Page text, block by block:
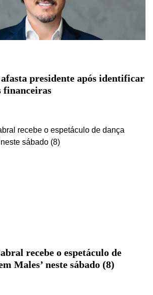
presidente após identificar
financeiras
recebe o espetáculo de
Males’ neste sábado (8)